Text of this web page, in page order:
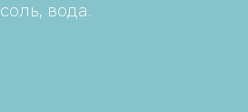
соль, вода.